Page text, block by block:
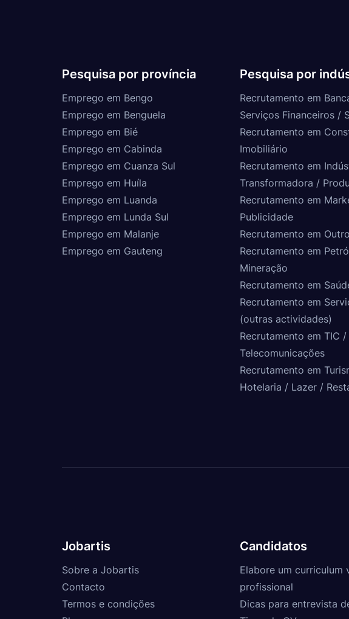
Pesquisa por província
Emprego em Bengo
Emprego em Benguela
Emprego em Bié
Emprego em Cabinda
Emprego em Cuanza Sul
Emprego em Huíla
Emprego em Luanda
Emprego em Lunda Sul
Emprego em Malanje
Emprego em Gauteng
Pesquisa por
Recrutamento em
Serviços Financeiros /
Recrutamento em
Imobiliário
Recrutamento em
Transformadora /
Recrutamento em
Publicidade
Recrutamento em
Recrutamento em
Mineração
Recrutamento em
Recrutamento em
(outras actividades)
Recrutamento em TIC /
Telecomunicações
Recrutamento em
Hotelaria / Lazer /
Jobartis
Sobre a Jobartis
Contacto
Termos e condições
Candidatos
Elabore um curriculum
profissional
Dicas para entrevista